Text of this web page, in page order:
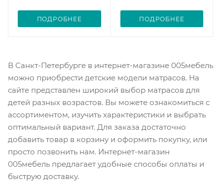
ПОДРОБНЕЕ ПОДРОБНЕЕ
В Санкт-Петербурге в интернет-магазине 005мебель
можно приобрести детские модели матрасов. На
сайте представлен широкий выбор матрасов для
детей разных возрастов. Вы можете ознакомиться с
ассортиментом, изучить характеристики и выбрать
оптимальный вариант. Для заказа достаточно
добавить товар в корзину и оформить покупку, или
просто позвонить нам. Интернет-магазин
005мебель предлагает удобные способы оплаты и
быструю доставку.